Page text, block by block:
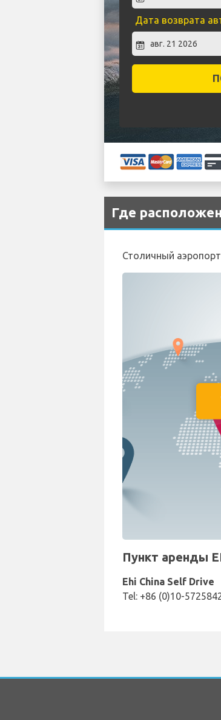
Дата возврата
Где
Столичный
Пункт аренды
Ehi China Self Drive
Tel: +86 (0)10-